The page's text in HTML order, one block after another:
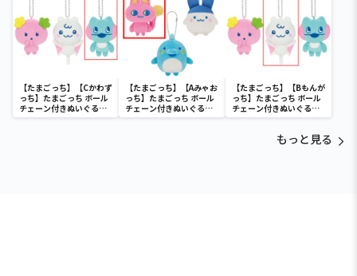
【たまごっち】【Cかわず
っち】たまごっち ボール
チェーン付きぬいぐるみ
～Tamagotchi
【たまごっち】【Aみゃお
っち】たまごっち ボール
チェーン付きぬいぐるみ
～Tamagotchi
【たまごっち】【Bもんが
っち】たまごっち ボール
チェーン付きぬいぐるみ
～Tamagotchi
もっと見る